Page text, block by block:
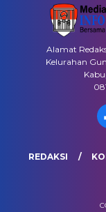
Alamat
Kelurahan
REDAKSI